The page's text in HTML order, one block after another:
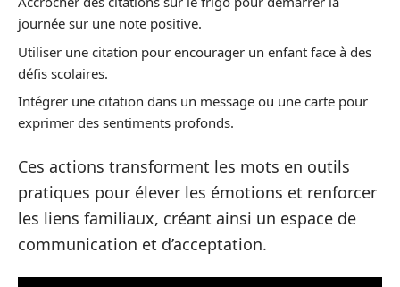
journée sur une note positive.
Utiliser une citation pour encourager un enfant face à des
défis scolaires.
Intégrer une citation dans un message ou une carte pour
exprimer des sentiments profonds.
Ces actions transforment les mots en outils
pratiques pour élever les émotions et renforcer
les liens familiaux, créant ainsi un espace de
communication et d’acceptation.